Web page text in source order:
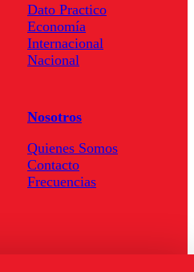
Dato Practico
Economía
Internacional
Nacional
Nosotros
Quienes Somos
Contacto
Frecuencias